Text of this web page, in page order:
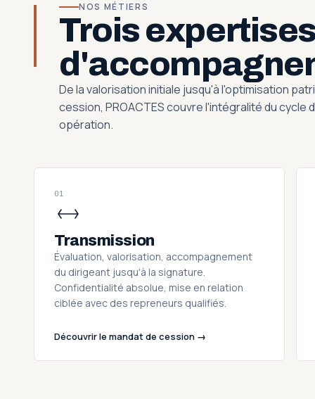
NOS MÉTIERS
Trois
De la valorisation initiale jusqu'à l'optimisation
cession, PROACTES couvre l'intégralité du cycle
opération.
01
Transmission
Évaluation, valorisation, accompagnement
du dirigeant jusqu'à la signature.
Confidentialité absolue, mise en relation
ciblée avec des repreneurs qualifiés.
Découvrir le mandat de cession →